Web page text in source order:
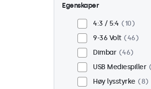
Vegg
Panel montert
Innebygd
37
Rackmontering
VESA 75 x 75
28
VESA 100 x 100
18
Egenskaper
4:3 / 5:4
10
9-36 Volt
46
Dimbar
46
USB Mediespiller
Høy lysstyrke
8